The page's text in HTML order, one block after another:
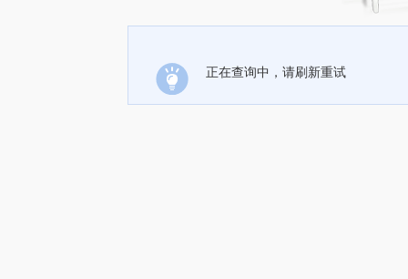
正在查询中，请刷新重试